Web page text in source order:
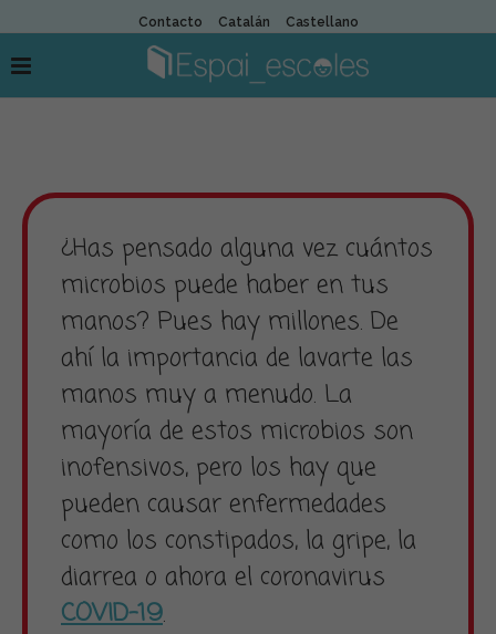
Contacto Catalán Castellano
¿Has pensado alguna vez cuántos
microbios puede haber en tus
manos? Pues hay millones. De
ahí la importancia de lavarte las
manos muy a menudo. La
mayoría de estos microbios son
inofensivos, pero los hay que
pueden causar enfermedades
como los constipados, la gripe, la
diarrea o ahora el coronavirus
COVID-19.